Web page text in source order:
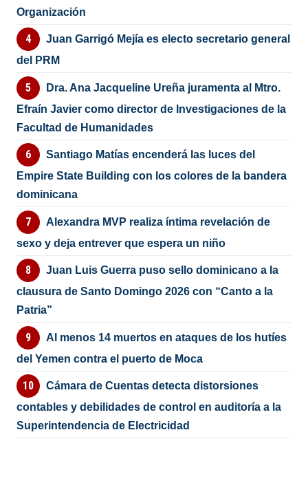
Organización
Juan Garrigó Mejía es electo secretario general
del PRM
Dra. Ana Jacqueline Ureña juramenta al Mtro.
Efraín Javier como director de Investigaciones de la
Facultad de Humanidades
Santiago Matías encenderá las luces del
Empire State Building con los colores de la bandera
dominicana
Alexandra MVP realiza íntima revelación de
sexo y deja entrever que espera un niño
Juan Luis Guerra puso sello dominicano a la
clausura de Santo Domingo 2026 con “Canto a la
Patria”
Al menos 14 muertos en ataques de los hutíes
del Yemen contra el puerto de Moca
Cámara de Cuentas detecta distorsiones
contables y debilidades de control en auditoría a la
Superintendencia de Electricidad